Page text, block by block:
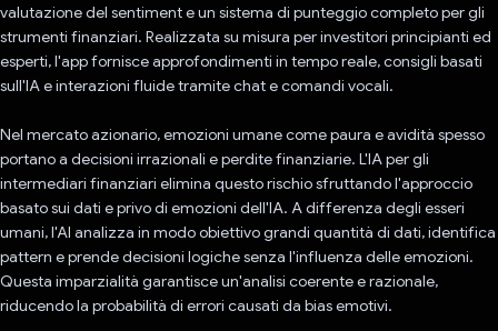
valutazione del sentiment e un sistema di punteggio completo per gli
strumenti finanziari. Realizzata su misura per investitori principianti ed
esperti, l'app fornisce approfondimenti in tempo reale, consigli basati
sull'IA e interazioni fluide tramite chat e comandi vocali.
Nel mercato azionario, emozioni umane come paura e avidità spesso
portano a decisioni irrazionali e perdite finanziarie. L'IA per gli
intermediari finanziari elimina questo rischio sfruttando l'approccio
basato sui dati e privo di emozioni dell'IA. A differenza degli esseri
umani, l'AI analizza in modo obiettivo grandi quantità di dati, identifica
pattern e prende decisioni logiche senza l'influenza delle emozioni.
Questa imparzialità garantisce un'analisi coerente e razionale,
riducendo la probabilità di errori causati da bias emotivi.